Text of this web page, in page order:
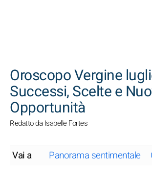
Oroscopo Vergine
Successi, Scelte e
Opportunità
Redatto da Isabelle Fortes
Vai a Panorama sentimentale